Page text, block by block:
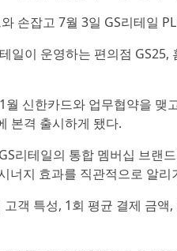
손잡고 7월 3일 GS리테일
테일이 운영하는 편의점
월 신한카드와 업무협약을 맺
본격 출시하게 됐다.
리테일의 통합 멤버십 브랜
너지 효과를 직관적으로 알리
객 특성, 1회 평균 결제 금액